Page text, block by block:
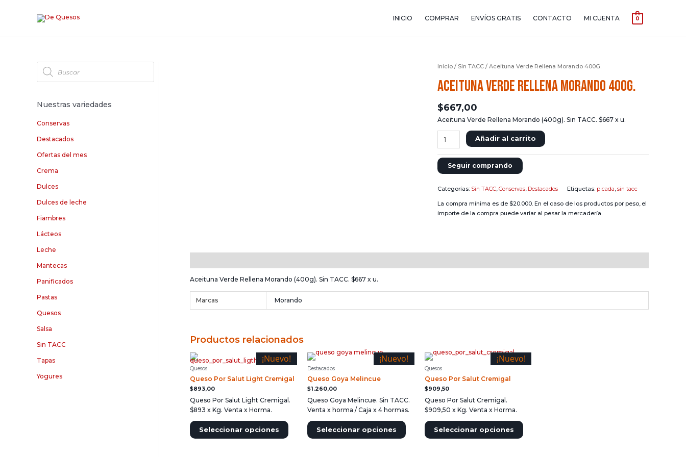
INICIO COMPRAR ENVÍOS GRATIS CONTACTO MI CUENTA 0
Nuestras variedades
Conservas
Destacados
Ofertas del mes
Crema
Dulces
Dulces de leche
Fiambres
Lácteos
Leche
Mantecas
Panificados
Pastas
Quesos
Salsa
Sin TACC
Tapas
Yogures
Inicio / Sin TACC / Aceituna Verde Rellena Morando 400G.
Aceituna Verde Rellena Morando 400G.
$667,00
Aceituna Verde Rellena Morando (400g). Sin TACC. $667 x u.
Añadir al carrito
Seguir comprando
Categorías: Sin TACC,Conservas, Destacados Etiquetas: picada,sin tacc
La compra mínima es de $20.000. En el caso de los productos por peso, el
importe de la compra puede variar al pesar la mercadería.
Aceituna Verde Rellena Morando (400g). Sin TACC. $667 x u.
Marcas Morando
Productos relacionados
¡Nuevo!
Quesos
Queso Por Salut Light Cremigal
$893,00
Queso Por Salut Light Cremigal.
$893 x Kg. Venta x Horma.
Seleccionar opciones
¡Nuevo!
Destacados
Queso Goya Melincue
$1.260,00
Queso Goya Melincue. Sin TACC.
Venta x horma / Caja x 4 hormas.
Seleccionar opciones
¡Nuevo!
Quesos
Queso Por Salut Cremigal
$909,50
Queso Por Salut Cremigal.
$909,50 x Kg. Venta x Horma.
Seleccionar opciones